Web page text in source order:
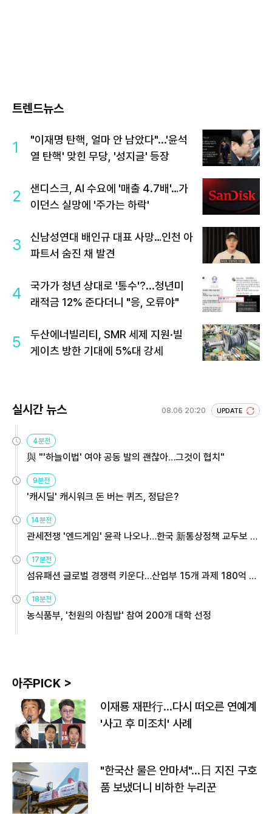
트렌드뉴스
1
"이재명 탄핵, 얼마 안 남았다"...'윤석
열 탄핵' 맞힌 무당, '성지글' 등장
2
샌디스크, AI 수요에 '매출 4.7배'…가
이던스 실망에 '주가는 하락'
3
신남성연대 배인규 대표 사망…인천 아
파트서 숨진 채 발견
4
국가가 청년 상대로 '통수'?...청년미
래적금 12% 준다더니 "응, 오류야"
5
두산에너빌리티, SMR 세제 지원·빌
게이츠 방한 기대에 5%대 강세
실시간 뉴스 08.06 20:20 UPDATE
4분전
與 "'하늘이법' 여야 공동 발의 괜찮아…그것이 협치"
9분전
'캐시딜' 캐시워크 돈 버는 퀴즈, 정답은?
14분전
관세전쟁 '엔드게임' 윤곽 나오나…한국 新통상정책 교두보 활
17분전
섬유패션 글로벌 경쟁력 키운다…산업부 15개 과제 180억 지
18분전
농식품부, '천원의 아침밥' 참여 200개 대학 선정
아주PICK >
이재룡 재판行…다시 떠오른 연예계
'사고 후 미조치' 사례
"한국산 물은 안마셔"…日 지진 구호
품 보냈더니 비하한 누리꾼